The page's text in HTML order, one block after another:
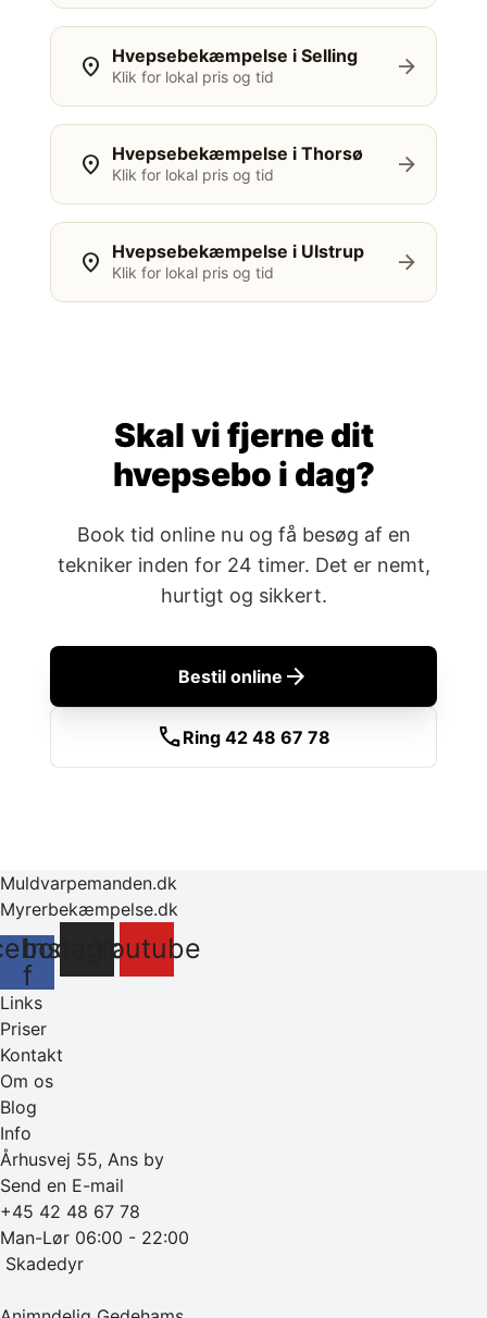
location_on Hvepsebekæmpelse i Selling
Klik for lokal pris og tid arrow_forward
location_on Hvepsebekæmpelse i Thorsø
Klik for lokal pris og tid arrow_forward
location_on Hvepsebekæmpelse i Ulstrup
Klik for lokal pris og tid arrow_forward
Skal vi fjerne dit
hvepsebo i dag?
Book tid online nu og få besøg af en
tekniker inden for 24 timer. Det er nemt,
hurtigt og sikkert.
Bestil online arrow_forward
callRing 42 48 67 78
Muldvarpemanden.dk
Myrerbekæmpelse.dk
f
InstagramYoutube
Links
Priser
Kontakt
Om os
Blog
Info
Århusvej 55, Ans by
Send en E-mail
+45 42 48 67 78
Man-Lør 06:00 - 22:00
‎ Skadedyr